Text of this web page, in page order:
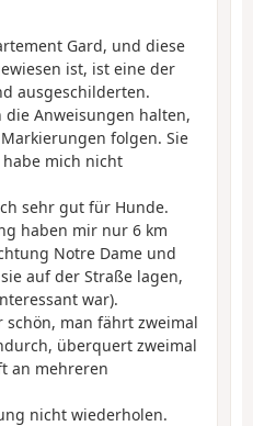
Gard, und diese
ist, ist eine der
ausgeschilderten.
Anweisungen halten,
folgen. Sie
mich nicht
sehr gut für Hunde.
haben mir nur 6 km
Notre Dame und
auf der Straße lagen,
war).
schön, man fährt zweimal
überquert zweimal
an mehreren
nicht wiederholen.